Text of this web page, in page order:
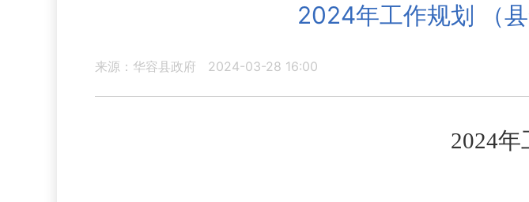
2024年工作规划 （
来源：华容县政府 2024-03-28 16:00
2024年